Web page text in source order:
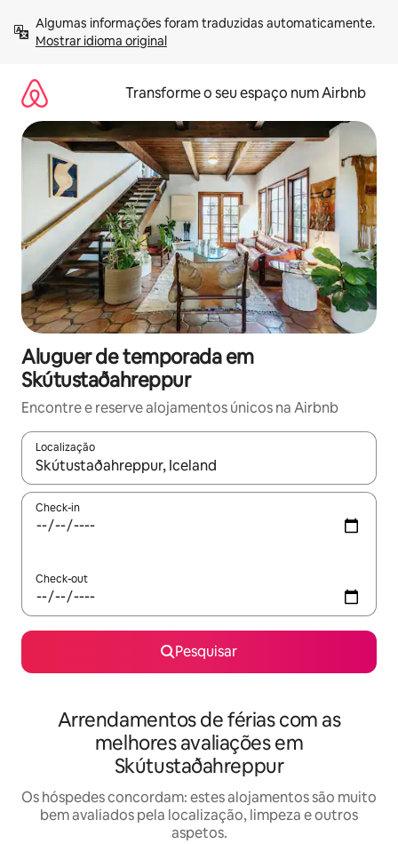
para
Mostrar idioma original
Transforme o seu espaço num Airbnb
Aluguer de temporada em
Skútustaðahreppur
Encontre e reserve alojamentos únicos na Airbnb
Localização
Quando os resultados estiverem disponíveis, navegue com
Check-in
Check-out
Pesquisar
Arrendamentos de férias com as
melhores avaliações em
Skútustaðahreppur
Os hóspedes concordam: estes alojamentos são muito
bem avaliados pela localização, limpeza e outros
aspetos.